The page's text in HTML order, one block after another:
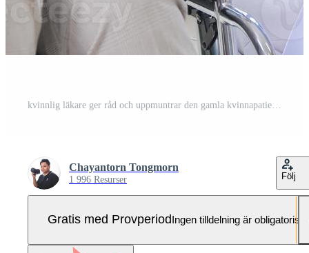
Chayantorn Tongmorn
1 996 Resurser Följ
Gratis med ProvperiodIngen tilldelning är obligatorisk